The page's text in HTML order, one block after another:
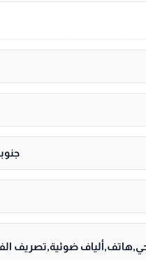
ضوئية,تصريف